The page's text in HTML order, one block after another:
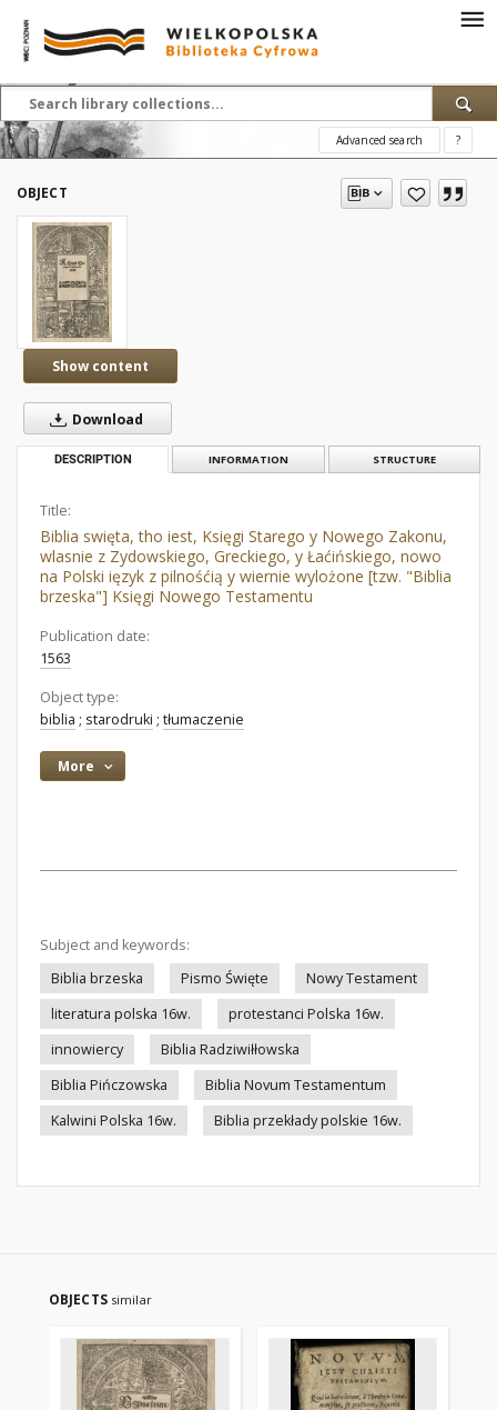
Advanced search ?
OBJECT
Show content
Download
DESCRIPTION INFORMATION STRUCTURE
Title:
Biblia swięta, tho iest, Księgi Starego y Nowego Zakonu,
wlasnie z Zydowskiego, Greckiego, y Łaćińskiego, nowo
na Polski ięzyk z pilnośćią y wiernie wylożone [tzw. "Biblia
brzeska"] Księgi Nowego Testamentu
Publication date:
1563
Object type:
biblia ; starodruki ; tłumaczenie
More
Subject and keywords:
Biblia brzeska
Pismo Święte
Nowy Testament
literatura polska 16w.
protestanci Polska 16w.
innowiercy
Biblia Radziwiłłowska
Biblia Pińczowska
Biblia Novum Testamentum
Kalwini Polska 16w.
Biblia przekłady polskie 16w.
OBJECTS similar